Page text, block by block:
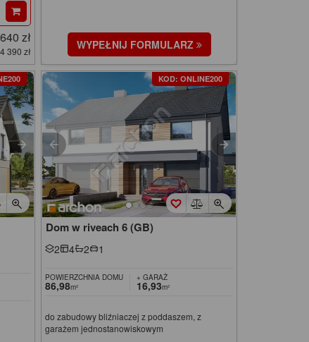
zł
4 390 zł
WYPEŁNIJ FORMULARZ
KOD: ONLINE200
Dom w riveach 6 (GB)
2 4 2 1
POWIERZCHNIA DOMU
86,98m²
+ GARAŻ
16,93m²
do zabudowy bliźniaczej z poddaszem, z
garażem jednostanowiskowym